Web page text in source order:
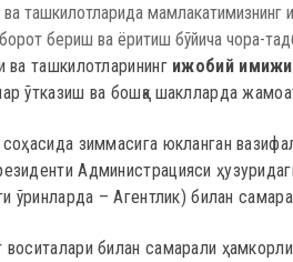
ташкилотларида мамлакатимизнинг
бериш ва ёритиш бўйича чора-
ва ташкилотларининг ижобий
ўтказиш ва бошқа шаклларда
зиммасига юкланган
Администрацияси
ўринларда – Агентлик) билан
билан самарали